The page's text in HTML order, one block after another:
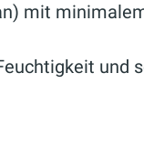
mit
und